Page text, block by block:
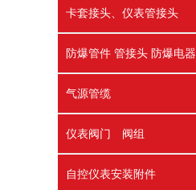
卡套接头、仪表管接头
防爆管件 管接头 防爆电器
气源管缆
仪表阀门 阀组
自控仪表安装附件